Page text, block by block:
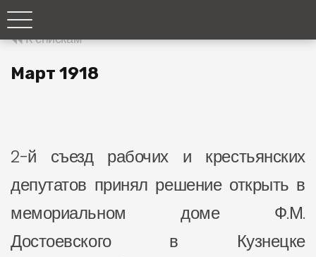
К спискам
Март 1918
2-й съезд рабочих и крестьянских
депутатов принял решение открыть в
мемориальном доме Ф.М.
Достоевского в Кузнецке